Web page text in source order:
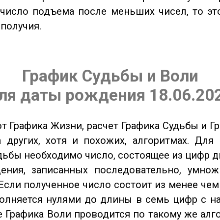
подъема после меньших чисел, то
График Судьбы и Воли
даты рождения
Графика Жизни, расчет Графика Судьбы и
других, хотя и похожих, алгоритмах. Для
необходимо число, состоящее из цифр
записанных последовательно,
полученное число состоит из менее
нулями до длины в семь цифр с
Графика Воли проводится по такому же